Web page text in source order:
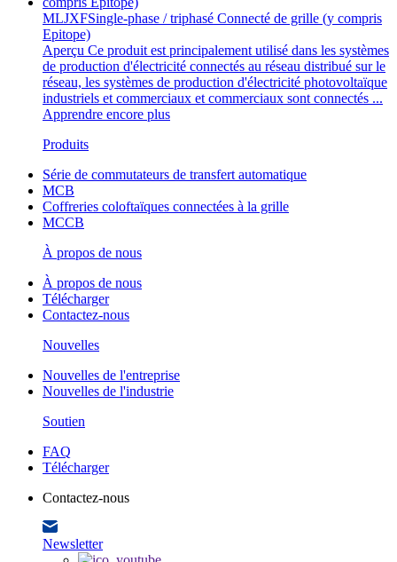
MLJXFSingle-phase / triphasé Connecté de grille (y compris
Epitope)
Aperçu Ce produit est principalement utilisé dans les systèmes
de production d'électricité connectés au réseau distribué sur le
réseau, les systèmes de production d'électricité photovoltaïque
industriels et commerciaux et commerciaux sont connectés ...
Apprendre encore plus
Produits
Série de commutateurs de transfert automatique
MCB
Coffreries coloftaïques connectées à la grille
MCCB
À propos de nous
À propos de nous
Télécharger
Contactez-nous
Nouvelles
Nouvelles de l'entreprise
Nouvelles de l'industrie
Soutien
FAQ
Télécharger
Contactez-nous
Newsletter